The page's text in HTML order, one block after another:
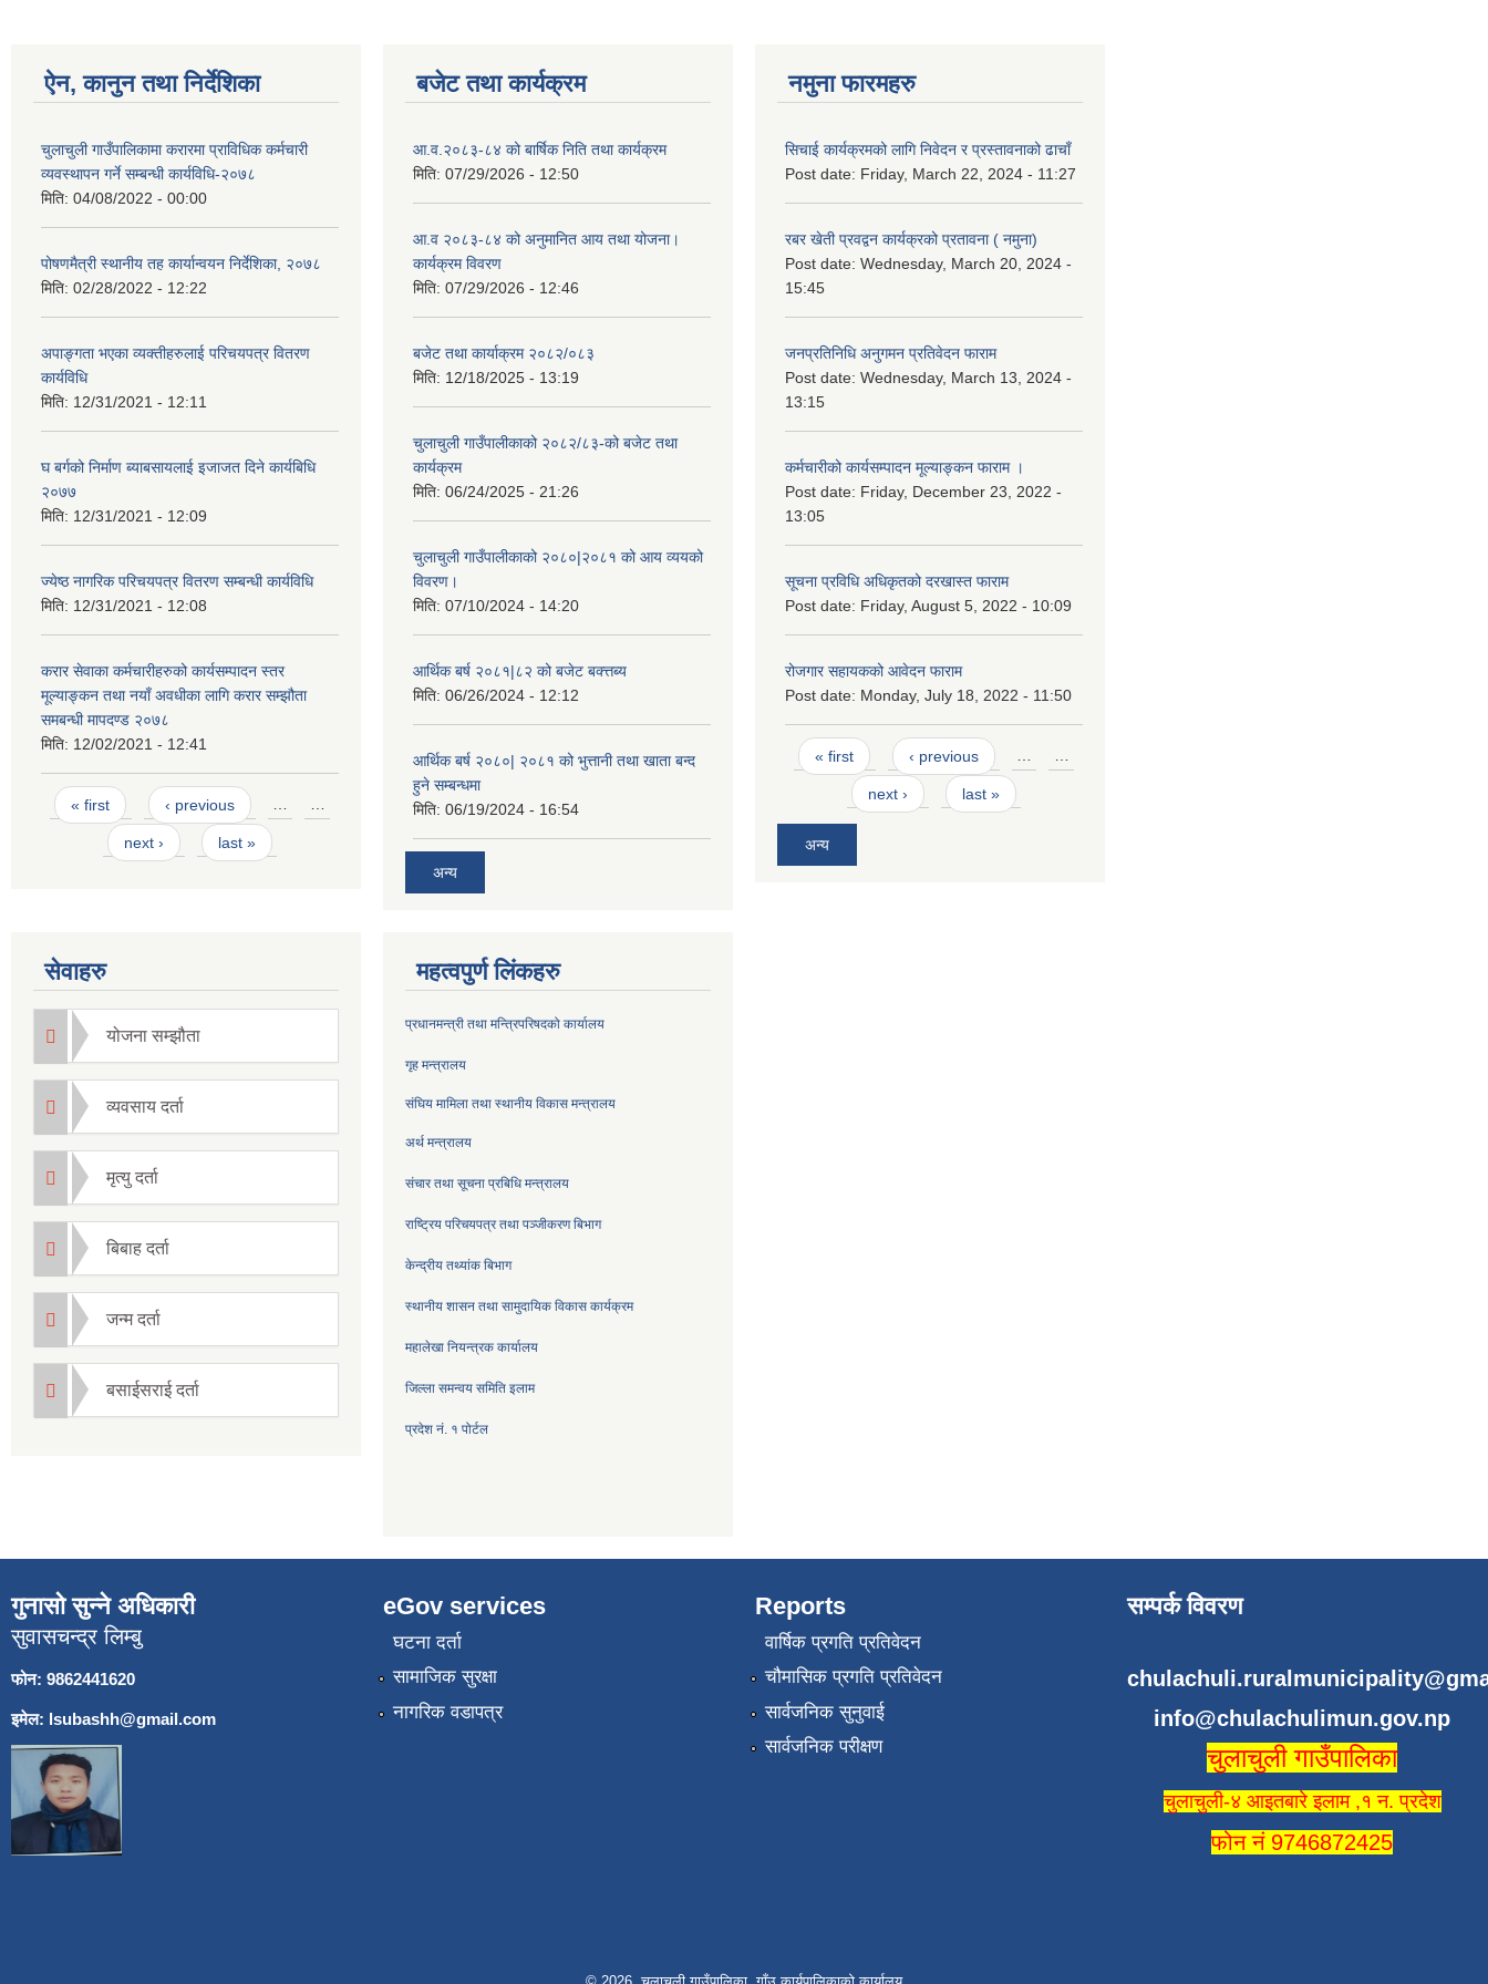
ऐन, कानुन तथा निर्देशिका
चुलाचुली गाउँपालिकामा करारमा प्राविधिक कर्मचारी
व्यवस्थापन गर्ने सम्बन्धी कार्यविधि-२०७८
मिति: 04/08/2022 - 00:00
पोषणमैत्री स्थानीय तह कार्यान्वयन निर्देशिका, २०७८
मिति: 02/28/2022 - 12:22
अपाङ्गता भएका व्यक्तीहरुलाई परिचयपत्र वितरण
कार्यविधि
मिति: 12/31/2021 - 12:11
घ बर्गको निर्माण ब्याबसायलाई इजाजत दिने कार्यबिधि
२०७७
मिति: 12/31/2021 - 12:09
ज्येष्ठ नागरिक परिचयपत्र वितरण सम्बन्धी कार्यविधि
मिति: 12/31/2021 - 12:08
करार सेवाका कर्मचारीहरुको कार्यसम्पादन स्तर
मूल्याङ्कन तथा नयाँ अवधीका लागि करार सम्झौता
समबन्धी मापदण्ड २०७८
मिति: 12/02/2021 - 12:41
Pages
« first ‹ previous … …
next › last »
बजेट तथा कार्यक्रम
आ.व.२०८३-८४ को बार्षिक निति तथा कार्यक्रम
मिति: 07/29/2026 - 12:50
आ.व २०८३-८४ को अनुमानित आय तथा योजना।
कार्यक्रम विवरण
मिति: 07/29/2026 - 12:46
बजेट तथा कार्याक्रम २०८२/०८३
मिति: 12/18/2025 - 13:19
चुलाचुली गाउँपालीकाको २०८२/८३-को बजेट तथा
कार्यक्रम
मिति: 06/24/2025 - 21:26
चुलाचुली गाउँपालीकाको २०८०|२०८१ को आय व्ययको
विवरण।
मिति: 07/10/2024 - 14:20
आर्थिक बर्ष २०८१|८२ को बजेट बक्त्तब्य
मिति: 06/26/2024 - 12:12
आर्थिक बर्ष २०८०| २०८१ को भुत्तानी तथा खाता बन्द
हुने सम्बन्धमा
मिति: 06/19/2024 - 16:54
अन्य
नमुना फारमहरु
सिचाई कार्यक्रमको लागि निवेदन र प्रस्तावनाको ढाचाँ
Post date: Friday, March 22, 2024 - 11:27
रबर खेती प्रवद्वन कार्यक्रको प्रतावना ( नमुना)
Post date: Wednesday, March 20, 2024 -
15:45
जनप्रतिनिधि अनुगमन प्रतिवेदन फाराम
Post date: Wednesday, March 13, 2024 -
13:15
कर्मचारीको कार्यसम्पादन मूल्याङ्कन फाराम ।
Post date: Friday, December 23, 2022 -
13:05
सूचना प्रविधि अधिकृतको दरखास्त फाराम
Post date: Friday, August 5, 2022 - 10:09
रोजगार सहायकको आवेदन फाराम
Post date: Monday, July 18, 2022 - 11:50
Pages
« first ‹ previous … …
next › last »
अन्य
सेवाहरु
योजना सम्झौता
व्यवसाय दर्ता
मृत्यु दर्ता
बिबाह दर्ता
जन्म दर्ता
बसाईसराई दर्ता
महत्वपुर्ण लिंकहरु
प्रधानमन्त्री तथा मन्त्रिपरिषदको कार्यालय
गृह मन्त्रालय
संघिय मामिला तथा स्थानीय विकास मन्त्रालय
अर्थ मन्त्रालय
संचार तथा सूचना प्रबिधि मन्त्रालय
राष्ट्रिय परिचयपत्र तथा पञ्जीकरण बिभाग
केन्द्रीय तथ्यांक बिभाग
स्थानीय शासन तथा सामुदायिक विकास कार्यक्रम
महालेखा नियन्त्रक कार्यालय
जिल्ला समन्वय समिति इलाम
प्रदेश नं. १ पोर्टल
गुनासो सुन्ने अधिकारी
सुवासचन्द्र लिम्बु
फोन: 9862441620
इमेल: lsubashh@gmail.com
eGov services
घटना दर्ता
सामाजिक सुरक्षा
नागरिक वडापत्र
Reports
वार्षिक प्रगति प्रतिवेदन
चौमासिक प्रगति प्रतिवेदन
सार्वजनिक सुनुवाई
सार्वजनिक परीक्षण
सम्पर्क विवरण
info@chulachulimun.gov.np
चुलाचुली गाउँपालिका
चुलाचुली-४ आइतबारे इलाम ,१ न. प्रदेश
फोन नं 9746872425
© 2026 चुलाचुली गाउँपालिका, गाँउ कार्यपालिकाको कार्यालय